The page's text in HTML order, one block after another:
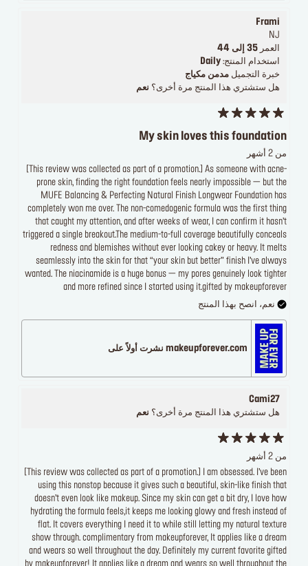
Frami
NJ
العمر 35 إلى 44
استخدام المنتج: Daily
خبرة التجميل مدمن مكياج
هل ستشتري هذا المنتج مرة أخرى؟ نعم
My skin loves this foundation
من 2 أشهر
[This review was collected as part of a promotion.] As someone with acne-
prone skin, finding the right foundation feels nearly impossible — but the
MUFE Balancing & Perfecting Natural Finish Longwear Foundation has
completely won me over. The non-comedogenic formula was the first thing
that caught my attention, and after weeks of wear, I can confirm it hasn’t
triggered a single breakout.The medium-to-full coverage beautifully conceals
redness and blemishes without ever looking cakey or heavy. It melts
seamlessly into the skin for that “your skin but better” finish I’ve always
wanted. The niacinamide is a huge bonus — my pores genuinely look tighter
and more refined since I started using it.gifted by makeupforever
نعم، انصح بهذا المنتج
makeupforever.com نشرت أولاً على
Cami27
هل ستشتري هذا المنتج مرة أخرى؟ نعم
من 2 أشهر
[This review was collected as part of a promotion.] I am obsessed. I’ve been
using this nonstop because it gives such a beautiful, skin-like finish that
doesn’t even look like makeup. Since my skin can get a bit dry, I love how
hydrating the formula feels,it keeps me looking glowy and fresh instead of
flat. It covers everything I need it to while still letting my natural texture
show through. complimentary from makeupforever, It applies like a dream
and wears so well throughout the day. Definitely my current favorite gifted
by makeupforever! It applies like a dream and wears so well throughout the